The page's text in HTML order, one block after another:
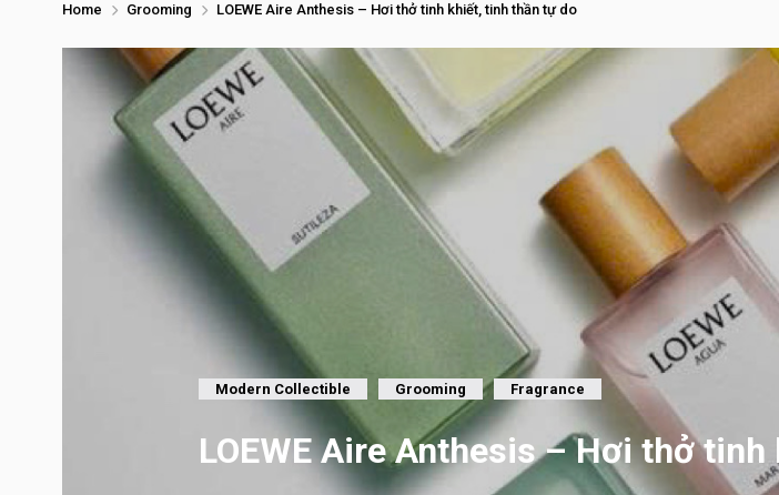
Home Grooming LOEWE Aire Anthesis – Hơi thở tinh khiết, tinh thần tự do
Modern Collectible Grooming Fragrance
LOEWE Aire Anthesis – Hơi thở